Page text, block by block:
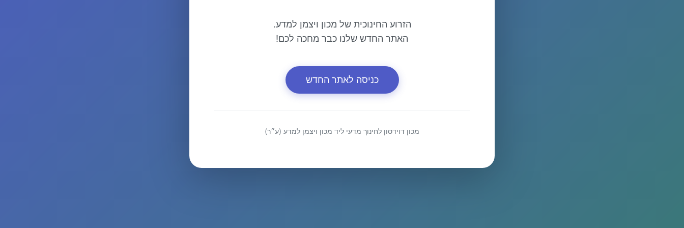
הזרוע החינוכית של מכון ויצמן למדע.
האתר החדש שלנו כבר מחכה לכם!
כניסה לאתר החדש
מכון דוידסון לחינוך מדעי ליד מכון ויצמן למדע (ע״ר)